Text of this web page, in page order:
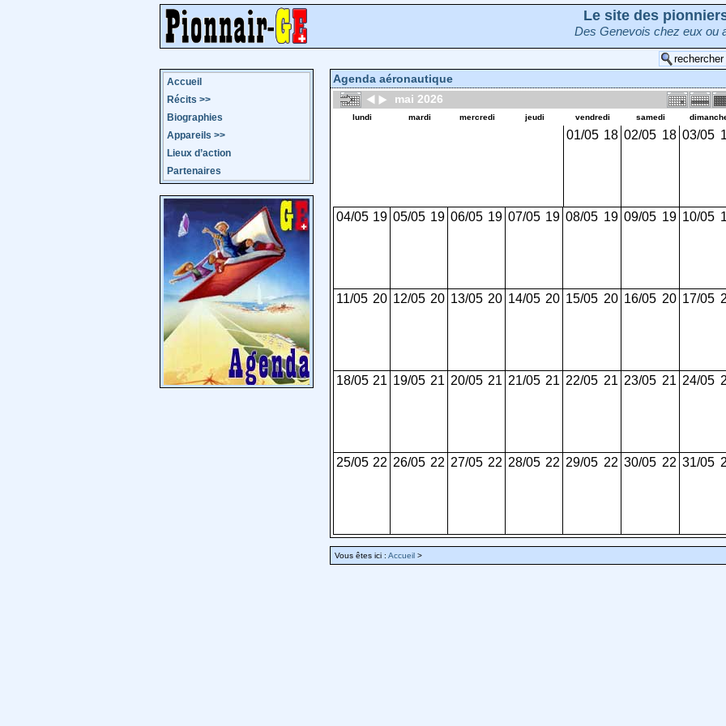
Le site des
Des Genevois chez eux ou
Accueil
Récits >>
Biographies
Appareils >>
Lieux d’action
Partenaires
Agenda aéronautique
mai 2026
lundi mardi mercredi jeudi vendredi samedi
01/05 18 02/05 18 03/05
04/05 19 05/05 19 06/05 19 07/05 19 08/05 19 09/05 19 10/05
11/05 20 12/05 20 13/05 20 14/05 20 15/05 20 16/05 20 17/05
18/05 21 19/05 21 20/05 21 21/05 21 22/05 21 23/05 21 24/05
25/05 22 26/05 22 27/05 22 28/05 22 29/05 22 30/05 22 31/05
Vous êtes ici : Accueil >